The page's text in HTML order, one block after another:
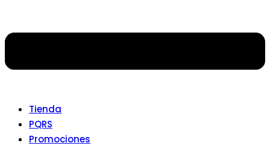
Tienda
PQRS
Promociones